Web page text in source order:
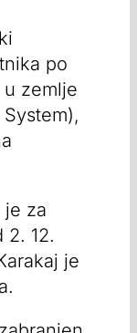
po
zemlje
je za
2. 12.
je